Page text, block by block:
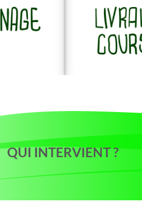
QUI INTERVIENT ?